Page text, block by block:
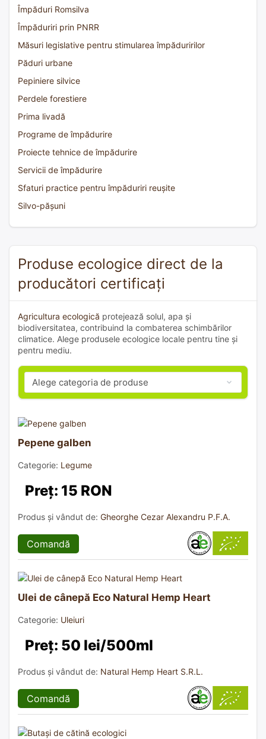
Împăduri Romsilva
Împăduriri prin PNRR
Măsuri legislative pentru stimularea împăduririlor
Păduri urbane
Pepiniere silvice
Perdele forestiere
Prima livadă
Programe de împădurire
Proiecte tehnice de împădurire
Servicii de împădurire
Sfaturi practice pentru împăduriri reușite
Silvo-pășuni
Produse ecologice direct de la
producători certificați
Agricultura ecologică protejează solul, apa și
biodiversitatea, contribuind la combaterea schimbărilor
climatice. Alege produsele ecologice locale pentru tine și
pentru mediu.
Pepene galben
Categorie: Legume
Preț: 15 RON
Produs și vândut de: Gheorghe Cezar Alexandru P.F.A.
Comandă
Ulei de cânepă Eco Natural Hemp Heart
Categorie: Uleiuri
Preț: 50 lei/500ml
Produs și vândut de: Natural Hemp Heart S.R.L.
Comandă